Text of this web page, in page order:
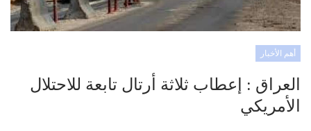
أهم الأخبار
العراق : إعطاب ثلاثة أرتال تابعة للاحتلال
الأمريكي